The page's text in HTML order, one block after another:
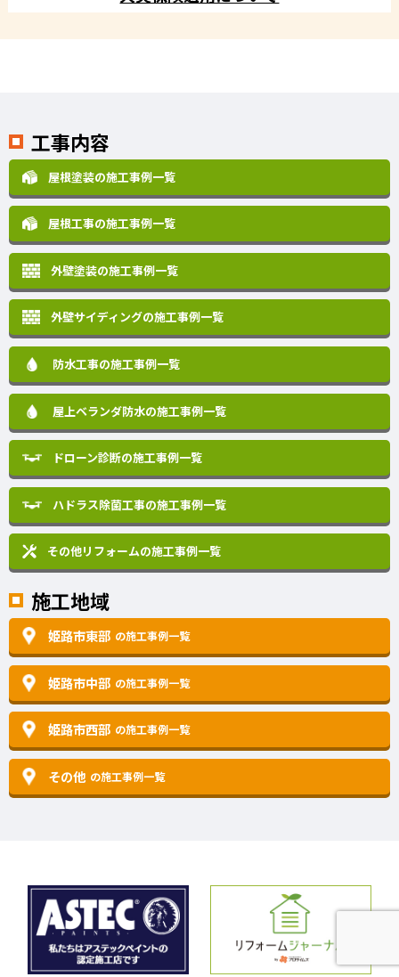
工事内容
屋根塗装の施工事例一覧
屋根工事の施工事例一覧
外壁塗装の施工事例一覧
外壁サイディングの施工事例一覧
防水工事の施工事例一覧
屋上ベランダ防水の施工事例一覧
ドローン診断の施工事例一覧
ハドラス除菌工事の施工事例一覧
その他リフォームの施工事例一覧
施工地域
姫路市東部 の施工事例一覧
姫路市中部 の施工事例一覧
姫路市西部 の施工事例一覧
その他 の施工事例一覧